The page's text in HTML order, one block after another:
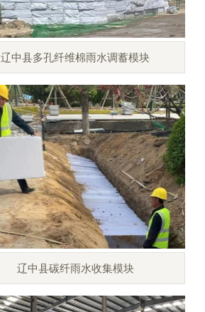
辽中县多孔纤维棉雨水调蓄模块
辽中县碳纤雨水收集模块